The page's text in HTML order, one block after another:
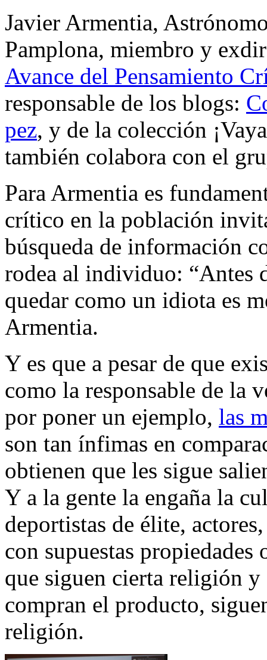
Javier Armentia,
Pamplona, miembro y
Avance del Pensamiento
responsable de los blogs:
pez, y de la colección
también colabora con el
Para Armentia es
crítico en la población
búsqueda de información
rodea al individuo: “Antes
quedar como un idiota es
Armentia.
Y es que a pesar de que
como la responsable de la
por poner un ejemplo, las
son tan ínfimas en
obtienen que les sigue
Y a la gente la engaña la
deportistas de élite,
con supuestas
que siguen cierta religión
compran el producto,
religión.